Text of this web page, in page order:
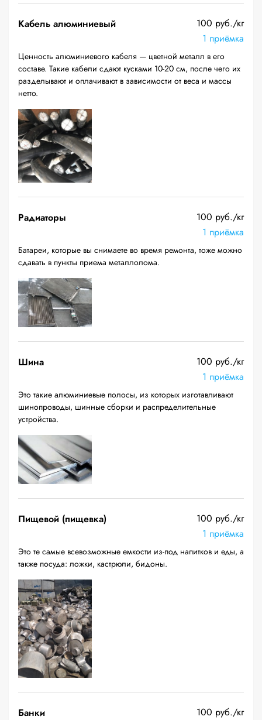
Кабель алюминиевый
100 руб./кг
1 приёмка
Ценность алюминиевого кабеля — цветной металл в его
составе. Такие кабели сдают кусками 10-20 см, после чего их
разделывают и оплачивают в зависимости от веса и массы
нетто.
Радиаторы
100 руб./кг
1 приёмка
Батареи, которые вы снимаете во время ремонта, тоже можно
сдавать в пункты приема металлолома.
Шина
100 руб./кг
1 приёмка
Это такие алюминиевые полосы, из которых изготавливают
шинопроводы, шинные сборки и распределительные
устройства.
Пищевой (пищевка)
100 руб./кг
1 приёмка
Это те самые всевозможные емкости из-под напитков и еды, а
также посуда: ложки, кастрюли, бидоны.
Банки
100 руб./кг